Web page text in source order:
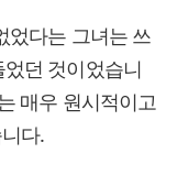
었다는 그녀는 쓰
던 것이었습니
매우 원시적이고
다.